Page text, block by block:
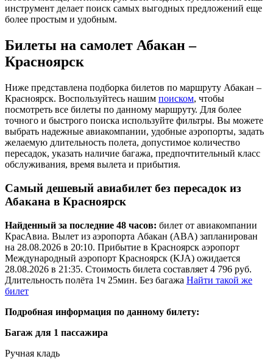
инструмент делает поиск самых выгодных предложений еще
более простым и удобным.
Билеты на самолет Абакан –
Красноярск
Ниже представлена подборка билетов по маршруту Абакан –
Красноярск. Воспользуйтесь нашим поиском, чтобы
посмотреть все билеты по данному маршруту. Для более
точного и быстрого поиска используйте фильтры. Вы можете
выбрать надежные авиакомпании, удобные аэропорты, задать
желаемую длительность полета, допустимое количество
пересадок, указать наличие багажа, предпочтительный класс
обслуживания, время вылета и прибытия.
Самый дешевый авиабилет без пересадок из
Абакана в Красноярск
Найденный за последние 48 часов: билет от авиакомпании
КрасАвиа. Вылет из аэропорта Абакан (ABA) запланирован
на 28.08.2026 в 20:10. Прибытие в Красноярск аэропорт
Международный аэропорт Красноярск (KJA) ожидается
28.08.2026 в 21:35. Стоимость билета составляет 4 796 руб.
Длительность полёта 1ч 25мин. Без багажа Найти такой же
билет
Подробная информация по данному билету:
Багаж для 1 пассажира
Ручная кладь